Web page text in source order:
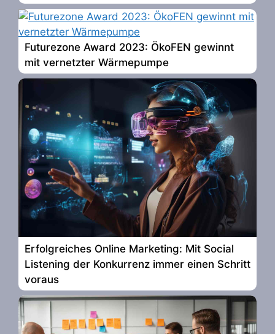
Futurezone Award 2023: ÖkoFEN gewinnt
mit vernetzter Wärmepumpe
Erfolgreiches Online Marketing: Mit Social
Listening der Konkurrenz immer einen Schritt
voraus